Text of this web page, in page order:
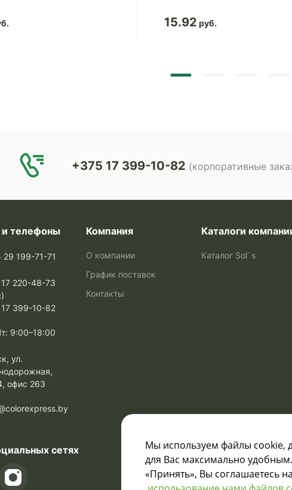
15.92
+375 17 399-10-82 (корпоративные
телефоны
29 199-71-71
220-48-73
399-10-82
9:00–18:00
ул.
офис 263
Компания
О компании
График поставок
Контакты
Каталоги
Каталог Sol`s
Узнавайте о скидках
и акциях:
сетях
Мы используем файлы cookie,
для Вас максимально
«Принять», Вы соглашаетесь на